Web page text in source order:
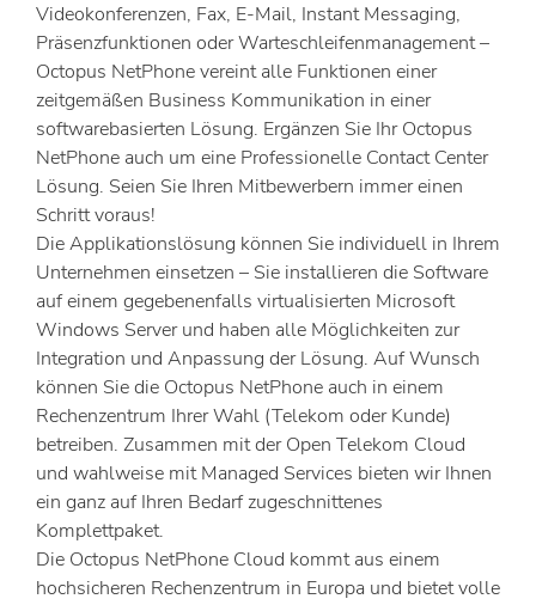
Videokonferenzen, Fax, E-Mail, Instant Messaging,
Präsenzfunktionen oder Warteschleifenmanagement –
Octopus NetPhone vereint alle Funktionen einer
zeitgemäßen Business Kommunikation in einer
softwarebasierten Lösung. Ergänzen Sie Ihr Octopus
NetPhone auch um eine Professionelle Contact Center
Lösung. Seien Sie Ihren Mitbewerbern immer einen
Schritt voraus!
Die Applikationslösung können Sie individuell in Ihrem
Unternehmen einsetzen – Sie installieren die Software
auf einem gegebenenfalls virtualisierten Microsoft
Windows Server und haben alle Möglichkeiten zur
Integration und Anpassung der Lösung. Auf Wunsch
können Sie die Octopus NetPhone auch in einem
Rechenzentrum Ihrer Wahl (Telekom oder Kunde)
betreiben. Zusammen mit der Open Telekom Cloud
und wahlweise mit Managed Services bieten wir Ihnen
ein ganz auf Ihren Bedarf zugeschnittenes
Komplettpaket.
Die Octopus NetPhone Cloud kommt aus einem
hochsicheren Rechenzentrum in Europa und bietet volle